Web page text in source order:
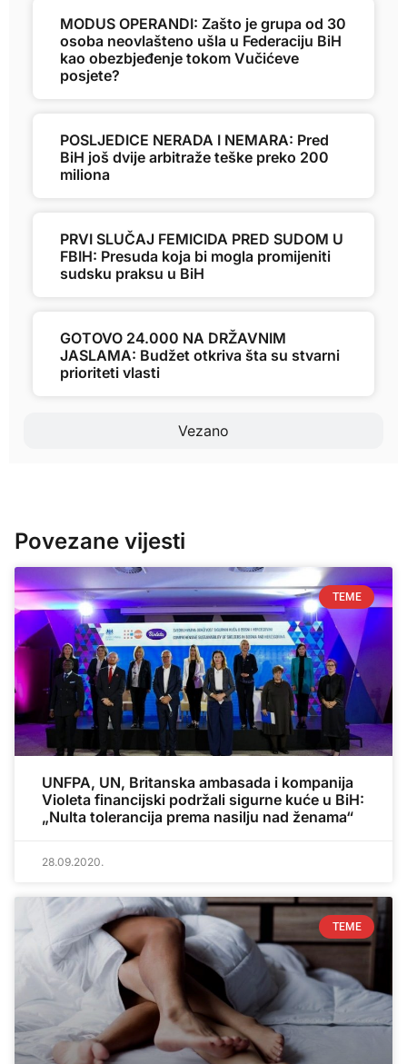
Vezano
MODUS OPERANDI: Zašto je grupa od 30
osoba neovlašteno ušla u Federaciju BiH
kao obezbjeđenje tokom Vučićeve
posjete?
POSLJEDICE NERADA I NEMARA: Pred
BiH još dvije arbitraže teške preko 200
miliona
PRVI SLUČAJ FEMICIDA PRED SUDOM U
FBIH: Presuda koja bi mogla promijeniti
sudsku praksu u BiH
GOTOVO 24.000 NA DRŽAVNIM
JASLAMA: Budžet otkriva šta su stvarni
prioriteti vlasti
Povezane vijesti
TEME
UNFPA, UN, Britanska ambasada i kompanija
Violeta financijski podržali sigurne kuće u BiH:
„Nulta tolerancija prema nasilju nad ženama“
28.09.2020.
TEME